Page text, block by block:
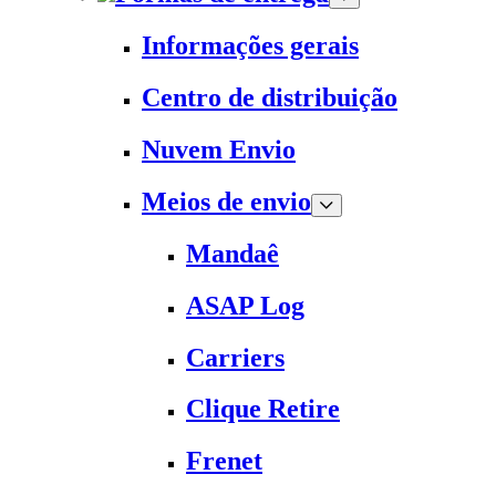
Informações gerais
Centro de distribuição
Nuvem Envio
Meios de envio
Mandaê
ASAP Log
Carriers
Clique Retire
Frenet